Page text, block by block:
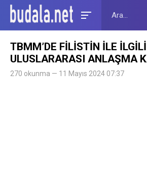
TBMM’DE FİLİSTİN İLE
ULUSLARARASI ANLAŞMA
270 okunma — 11 Mayıs 2024 07:37